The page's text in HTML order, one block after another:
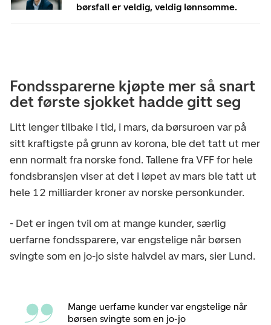
børsfall er veldig, veldig lønnsomme.
Fondssparerne kjøpte mer så snart
det første sjokket hadde gitt seg
Litt lenger tilbake i tid, i mars, da børsuroen var på
sitt kraftigste på grunn av korona, ble det tatt ut mer
enn normalt fra norske fond. Tallene fra VFF for hele
fondsbransjen viser at det i løpet av mars ble tatt ut
hele 12 milliarder kroner av norske personkunder.
- Det er ingen tvil om at mange kunder, særlig
uerfarne fondssparere, var engstelige når børsen
svingte som en jo-jo siste halvdel av mars, sier Lund.
Mange uerfarne kunder var engstelige når
børsen svingte som en jo-jo